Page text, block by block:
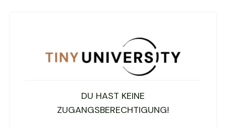
DU HAST KEINE
ZUGANGSBERECHTIGUNG!